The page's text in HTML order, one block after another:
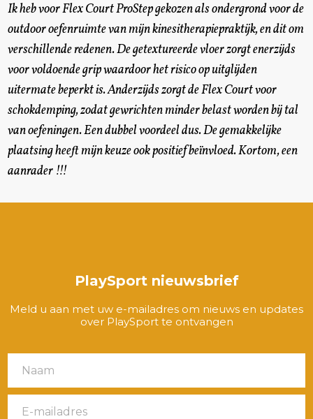
Ik heb voor Flex Court ProStep gekozen als ondergrond voor de
outdoor oefenruimte van mijn kinesitherapiepraktijk, en dit om
verschillende redenen. De getextureerde vloer zorgt enerzijds
voor voldoende grip waardoor het risico op uitglijden
uitermate beperkt is. Anderzijds zorgt de Flex Court voor
schokdemping, zodat gewrichten minder belast worden bij tal
van oefeningen. Een dubbel voordeel dus. De gemakkelijke
plaatsing heeft mijn keuze ook positief beïnvloed. Kortom, een
aanrader !!!
PlaySport nieuwsbrief
Meld u aan met uw e-mailadres om nieuws en updates
over PlaySport te ontvangen